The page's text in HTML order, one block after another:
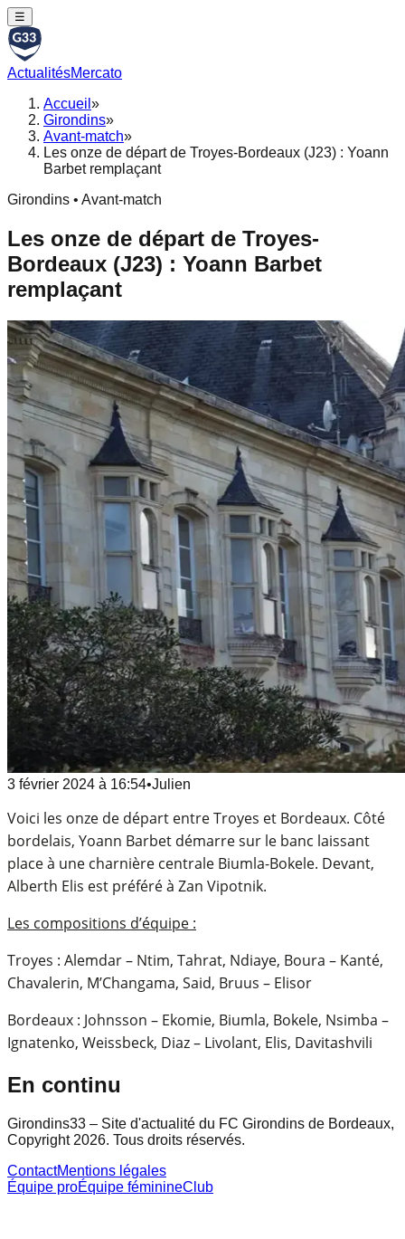
☰
ActualitésMercato
Accueil »
Girondins»
Avant-match»
Les onze de départ de Troyes-Bordeaux (J23) : Yoann
Barbet remplaçant
Girondins • Avant-match
Les onze de départ de Troyes-
Bordeaux (J23) : Yoann Barbet
remplaçant
3 février 2024 à 16:54•Julien
Voici les onze de départ entre Troyes et Bordeaux. Côté
bordelais, Yoann Barbet démarre sur le banc laissant
place à une charnière centrale Biumla-Bokele. Devant,
Alberth Elis est préféré à Zan Vipotnik.
Les compositions d’équipe :
Troyes : Alemdar – Ntim, Tahrat, Ndiaye, Boura – Kanté,
Chavalerin, M’Changama, Said, Bruus – Elisor
Bordeaux : Johnsson – Ekomie, Biumla, Bokele, Nsimba –
Ignatenko, Weissbeck, Diaz – Livolant, Elis, Davitashvili
En continu
Girondins33 – Site d'actualité du FC Girondins de Bordeaux,
Copyright 2026. Tous droits réservés.
ContactMentions légales
Équipe proÉquipe féminineClub